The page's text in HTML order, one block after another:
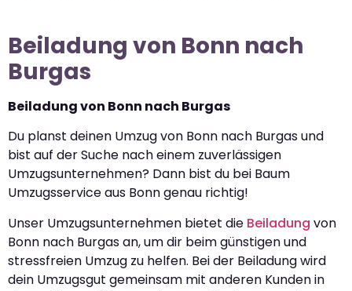
Beiladung von Bonn nach
Burgas
Beiladung von Bonn nach Burgas
Du planst deinen Umzug von Bonn nach Burgas und
bist auf der Suche nach einem zuverlässigen
Umzugsunternehmen? Dann bist du bei Baum
Umzugsservice aus Bonn genau richtig!
Unser Umzugsunternehmen bietet die Beiladung von
Bonn nach Burgas an, um dir beim günstigen und
stressfreien Umzug zu helfen. Bei der Beiladung wird
dein Umzugsgut gemeinsam mit anderen Kunden in